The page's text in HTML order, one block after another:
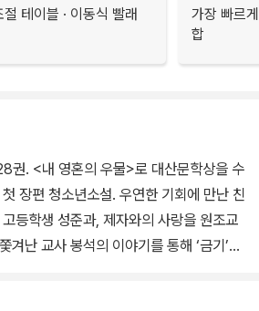
테이블 · 이동식 빨래
가장 빠르
합
권. <내 영혼의 우물>로 대산문학상을 수
장편 청소년소설. 우연한 기회에 만난 친
등학생 성준과, 제자와의 사랑을 원조교
겨난 교사 봉석의 이야기를 통해 ‘금기’야